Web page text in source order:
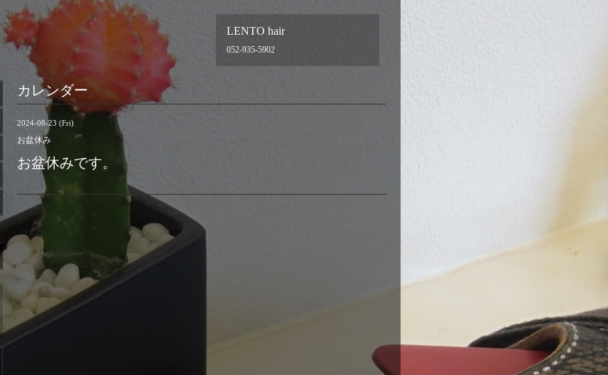
LENTO hair
052-935-5902
カレンダー
2024-08-23 (Fri)
お盆休み
お盆休みです。